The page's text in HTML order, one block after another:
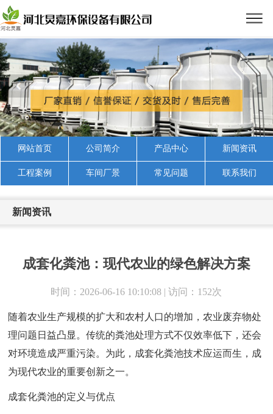
网站首页 公司简介 产品中心 新闻资讯
工程案例 车间厂景 常见问题 联系我们
新闻资讯
成套化粪池：现代农业的绿色解决方案
时间：2026-06-16 10:10:08 | 访问：152次
随着农业生产规模的扩大和农村人口的增加，农业废弃物处
理问题日益凸显。传统的粪池处理方式不仅效率低下，还会
对环境造成严重污染。为此，成套化粪池技术应运而生，成
为现代农业的重要创新之一。
成套化粪池的定义与优点